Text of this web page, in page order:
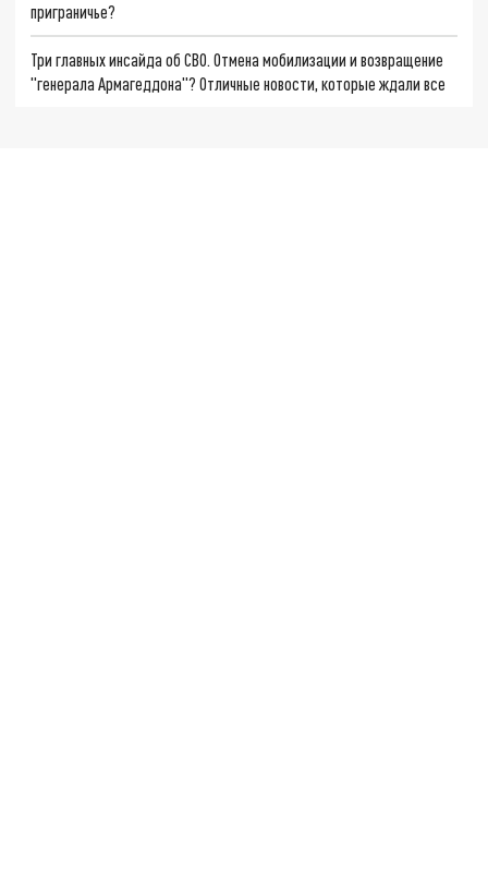
приграничье?
Три главных инсайда об СВО. Отмена мобилизации и возвращение
"генерала Армагеддона"? Отличные новости, которые ждали все